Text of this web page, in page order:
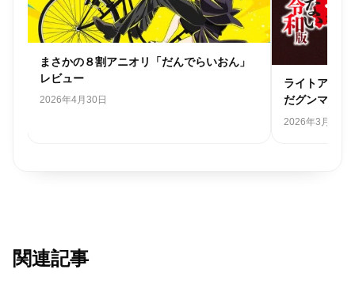
まさかの８割アニオリ「だんでらいおん」
レビュー
2026年4月30日
ライトアニメ
だグンマを知
2026年3月28日
関連記事